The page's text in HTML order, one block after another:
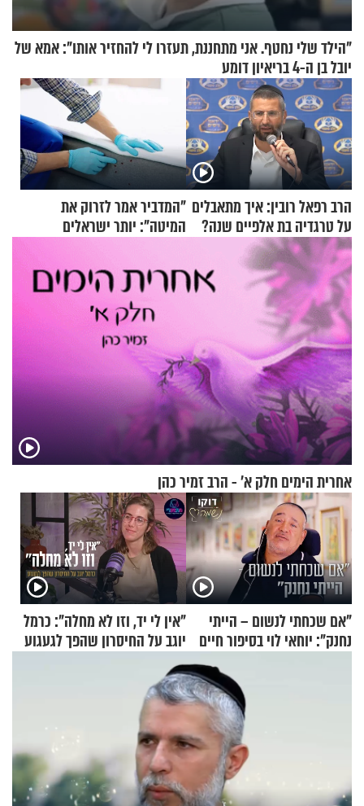
"הילד שלי נחטף. אני מתחננת, תעזרו לי להחזיר אותו": אמא של
יובל בן ה-4 בריאיון דומע
הרב רפאל רובין: איך מתאבלים
על טרגדיה בת אלפיים שנה?
"המדביר אמר לזרוק את
המיטה": יותר ישראלים
המיטה
אחרית הימים חלק א’ - הרב זמיר כהן
"אם שכחתי לנשום – הייתי
נחנק": יוחאי לוי בסיפור חיים
"אין לי יד, וזו לא מחלה": כרמל
יוגב על החיסרון שהפך לגעגוע